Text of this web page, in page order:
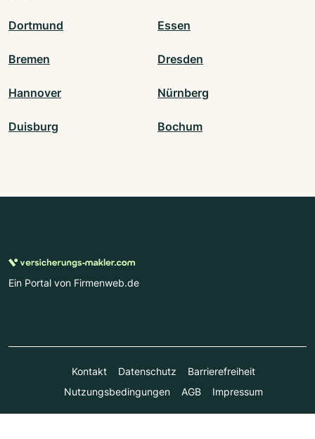
Dortmund Essen
Bremen Dresden
Hannover Nürnberg
Duisburg Bochum
Ein Portal von Firmenweb.de
Kontakt Datenschutz
Barrierefreiheit
Nutzungsbedingungen
AGB Impressum